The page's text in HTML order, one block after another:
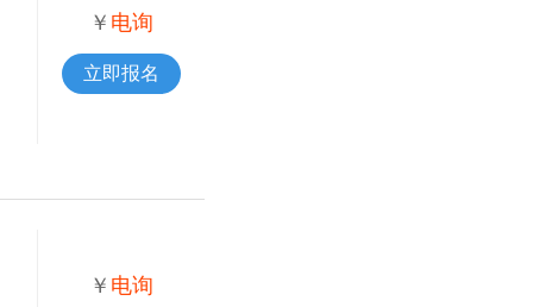
￥ 电询
立即报名
￥ 电询